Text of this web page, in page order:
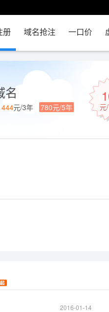
册 域名抢注 一口价
名
444元/3年 780元/5年 元
2016-01-14